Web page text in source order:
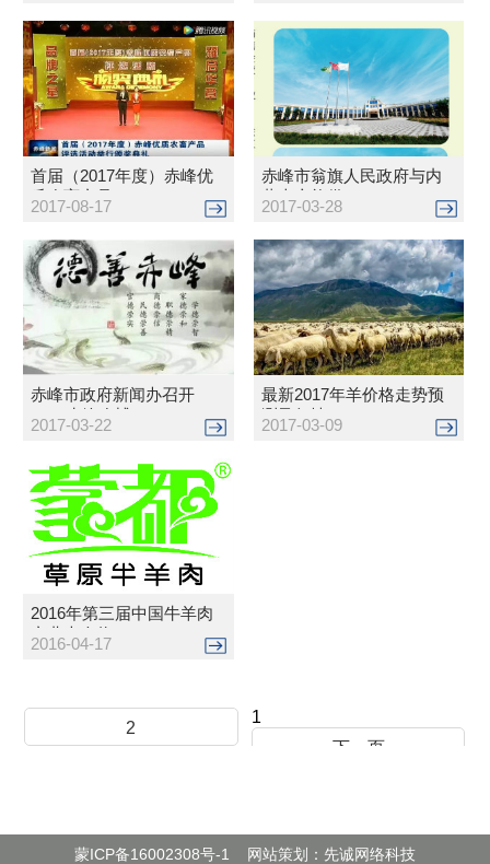
首届（2017年度）赤峰优
质农畜产品...
2017-08-17
赤峰市翁旗人民政府与内
蒙古广能供...
2017-03-28
赤峰市政府新闻办召开
2017赤峰农博...
2017-03-22
最新2017年羊价格走势预
测及行情，...
2017-03-09
2016年第三届中国牛羊肉
产业大会将...
2016-04-17
1
2
下一页
蒙ICP备16002308号-1 网站策划：先诚网络科技